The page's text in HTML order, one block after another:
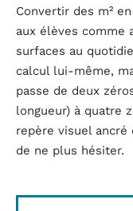
Convertir des m²
aux élèves comme
surfaces au
calcul lui-même,
passe de deux
longueur) à quatre
repère visuel
de ne plus hésiter.